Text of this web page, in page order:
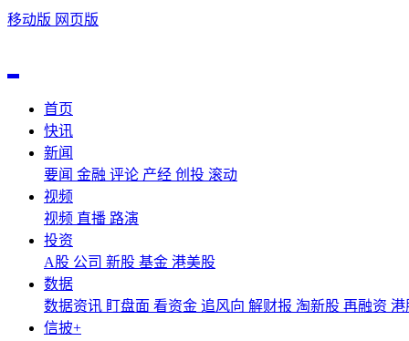
移动版 网页版
首页
快讯
新闻
要闻 金融 评论 产经 创投 滚动
视频
视频 直播 路演
投资
A股 公司 新股 基金 港美股
数据
数据资讯 盯盘面 看资金 追风向 解财报 淘新股 再融资
信披+